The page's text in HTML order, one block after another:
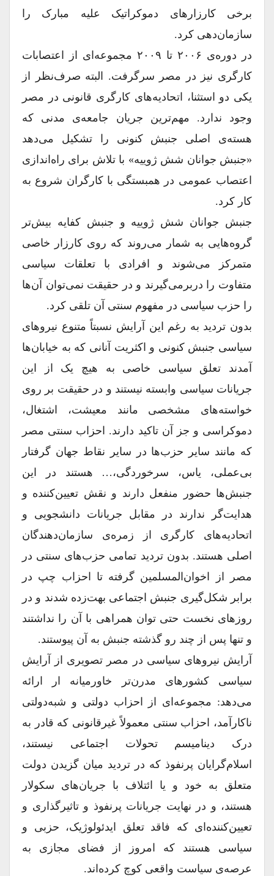
برخی کارزار‌های دموکراتیک علیه مبارک را
سازمان‌دهی کرد.
در دوره‌ی ۲۰۰۶ تا ۲۰۰۹ مجموعه‌ای از اعتصابات
کارگری نیز در مصر سرگرفت. البته صرف‌نظر از
یکی دو استثنا، اتحادیه‌های کارگری قانونی در مصر
وجود ندارد. مهم‌ترین جریان جامعه‌ی مدنی که
هسته‌ی اصلی جنبش کنونی را تشکیل می‌دهد
«جنبش جوانان شش ژوییه» با تلاش برای راه‌اندازی
اعتصاب عمومی در همبستگی با کارگران شروع به
کار کرد.
جنبش جوانان شش ژوییه و جنبش کفایه بیش‌تر
گروه‌هایی به شمار می‌روند که روی کارزار خاصی
متمرکز می‌شوند و افرادی با تعلقات سیاسی
متفاوت را دربرمی‌گیرند و در حقیقت نمی‌توان آن‌ها
را حزب سیاسی در مفهوم سنتی آن تلقی کرد.
بدون تردید به رغم این آرایش نسبتاً متنوع نیروهای
سیاسی جنبش کنونی و اکثریت آنانی که به خیابان‌ها
آمدند تعلق سیاسی خاصی به هیچ یک از این
جریانات سیاسی وابسته نیستند و در حقیقت بر روی
خواسته‌های مشخصی مانند معیشت، اشتغال،
دموکراسی و جز آن تاکید دارند. احزاب سنتی مصر
که مانند سایر حزب‌ها در سایر نقاط جهان گرفتار
بی‌عملی، یاس، سرخوردگی،… هستند در این
جنبش‌ها حضور منفعل دارند و نقش تعیین‌کننده و
هدایت‌گر ندارند در مقابل جریانات دانشجویی و
اتحادیه‌های کارگری از زمره‌ی سازمان‌دهندگان
اصلی هستند. بدون تردید تمامی حزب‌های سنتی در
مصر از اخوان‌المسلمین گرفته تا احزاب چپ در
برابر شکل‌گیری جنبش اجتماعی بهت‌زده شدند و در
روزهای نخست حتی توان همراهی با آن را نداشتند
و تنها پس از چند رو گذشته جنبش به آن پیوستند.
آرایش نیروهای سیاسی در مصر تصویری از آرایش
سیاسی کشورهای مدرن‌تر خاورمیانه ار ارائه
می‌دهد: مجموعه‌ای از احزاب دولتی و شبه‌دولتی
ناکارآمد، احزاب سنتی معمولاً غیرقانونی که قادر به
درک دینامیسم تحولات اجتماعی نیستند،
اسلام‌گرایان پرنفوذ که در تردید میان گزیدن دولت
متعلق به خود و یا ائتلاف با جریان‌های سکولار
هستند، و در نهایت جریانات پرنفوذ و تاثیرگذاری و
تعیین‌کننده‌ای که فاقد تعلق ایدئولوژیک، حزبی و
سیاسی هستند که امروز از فضای مجازی به
عرصه‌ی سیاست واقعی کوچ کرده‌اند.